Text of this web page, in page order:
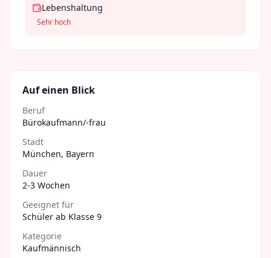
Lebenshaltung
Sehr hoch
Auf einen Blick
Beruf
Bürokaufmann/-frau
Stadt
München, Bayern
Dauer
2-3 Wochen
Geeignet für
Schüler ab Klasse 9
Kategorie
Kaufmännisch